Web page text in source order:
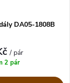
DA05-1808B
/ pár
2 pár